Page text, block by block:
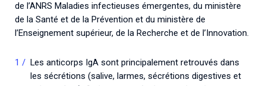
de l’ANRS Maladies infectieuses émergentes, du ministère
de la Santé et de la Prévention et du ministère de
l’Enseignement supérieur, de la Recherche et de l’Innovation.
Les anticorps IgA sont principalement retrouvés dans
les sécrétions (salive, larmes, sécrétions digestives et